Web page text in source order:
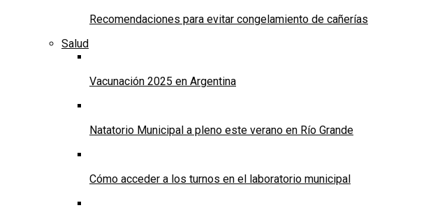
Recomendaciones para evitar congelamiento de cañerías
Salud
Vacunación 2025 en Argentina
Natatorio Municipal a pleno este verano en Río Grande
Cómo acceder a los turnos en el laboratorio municipal